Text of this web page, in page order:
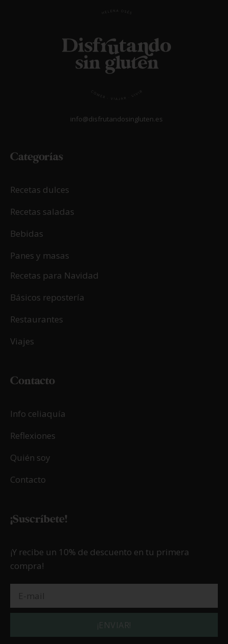
info@disfrutandosingluten.es
Categorías
Recetas dulces
Recetas saladas
Bebidas
Panes y masas
Recetas para Navidad
Básicos repostería
Restaurantes
Viajes
Contacto
Info celiaquía
Reflexiones
Quién soy
Contacto
¡Suscríbete!
¡Y recibe un 10% de descuento en tu primera
compra!
¡ENVIAR!